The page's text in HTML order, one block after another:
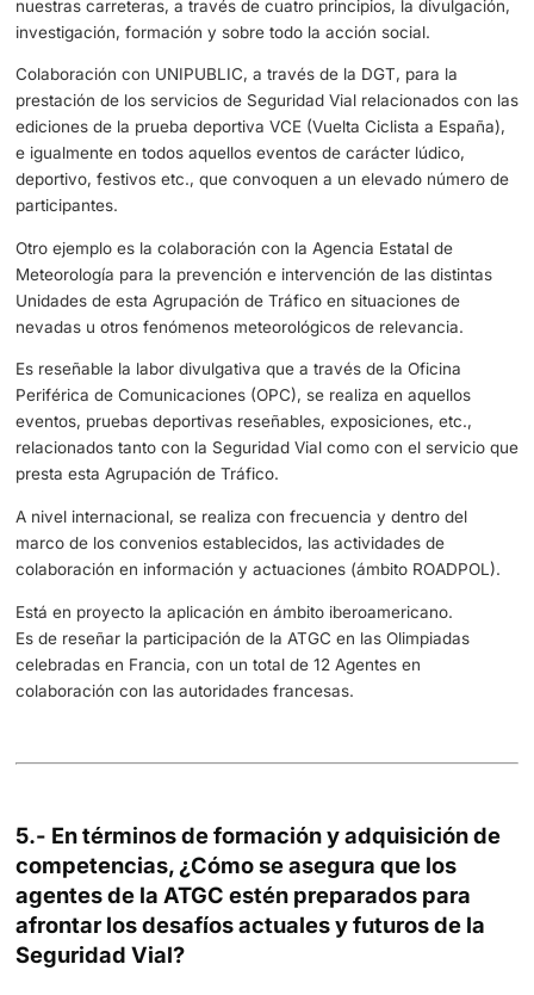
4.- La colaboración con otras
organismos es clave para la seguridad
¿Podría darnos un ejemplo decomo la
colabora con otras entidadespara
seguridad en las carreteras?
La Agrupación de Tráfico atiende a aquellas peticiones
colaboración requeridas ,tanto por la Dirección General
Cuerpo como por la DGT, como por ejemplo en el
formación, impartiendo cursos en la Escuela de Tráfico
Mérida, mediante acuerdos con entidades o cuerpos
incluso de otros países que así lo requieran. Igualmente
Acuerdos y Protocolos de actuación con los diversos
y Administraciones en materia de Seguridad Vial.
La ATGC forma mantiene una estrecha colaboración
Fundación Española para la Seguridad Vial (FESVIAL),
esta Unidad es patrón honorífico.
Asimismo especialmente fluidas son las relaciones y
Por otro la ATGC, año tras año, forma parte del Comité
Expertos de Ponle Freno de Atresmedia, cuyos premios
entregados anualmente, reconocen la labor de personas
entidades para reducir víctimas de tráfico, siendo esta
sus componentes reconocidos en diferentes ocasiones.